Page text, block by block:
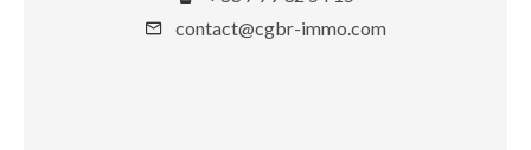
contact@cgbr-immo.com